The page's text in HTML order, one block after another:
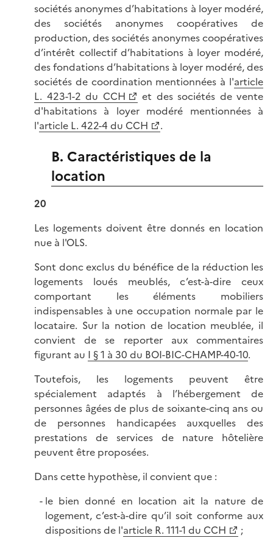
sociétés anonymes d’habitations à loyer modéré,
des sociétés anonymes coopératives de
production, des sociétés anonymes coopératives
d’intérêt collectif d’habitations à loyer modéré,
des fondations d’habitations à loyer modéré, des
sociétés de coordination mentionnées à l'article
L. 423-1-2 du CCH
et des sociétés de vente
d'habitations à loyer modéré mentionnées à
l'article L. 422-4 du CCH .
B. Caractéristiques de la
location
20
Les logements doivent être donnés en location
nue à l'OLS.
Sont donc exclus du bénéfice de la réduction les
logements loués meublés, c’est-à-dire ceux
comportant les éléments mobiliers
indispensables à une occupation normale par le
locataire. Sur la notion de location meublée, il
convient de se reporter aux commentaires
figurant au I § 1 à 30 du BOI-BIC-CHAMP-40-10.
Toutefois, les logements peuvent être
spécialement adaptés à l’hébergement de
personnes âgées de plus de soixante-cinq ans ou
de personnes handicapées auxquelles des
prestations de services de nature hôtelière
peuvent être proposées.
Dans cette hypothèse, il convient que :
le bien donné en location ait la nature de
logement, c’est-à-dire qu’il soit conforme aux
dispositions de l'article R. 111-1 du CCH
;